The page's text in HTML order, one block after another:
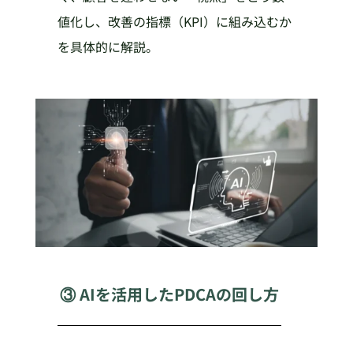
値化し、改善の指標（KPI）に組み込むか
を具体的に解説。
③ AIを活用したPDCAの回し方